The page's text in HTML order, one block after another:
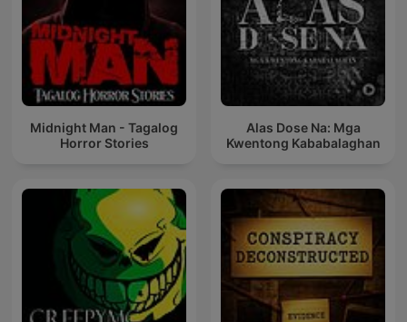
Midnight Man - Tagalog
Horror Stories
Alas Dose Na: Mga
Kwentong Kababalaghan